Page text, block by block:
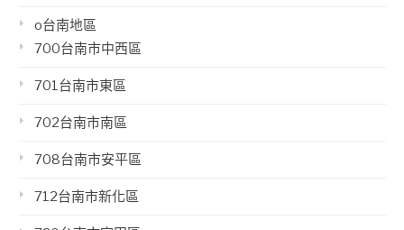
o台南地區
700台南市中西區
701台南市東區
702台南市南區
708台南市安平區
712台南市新化區